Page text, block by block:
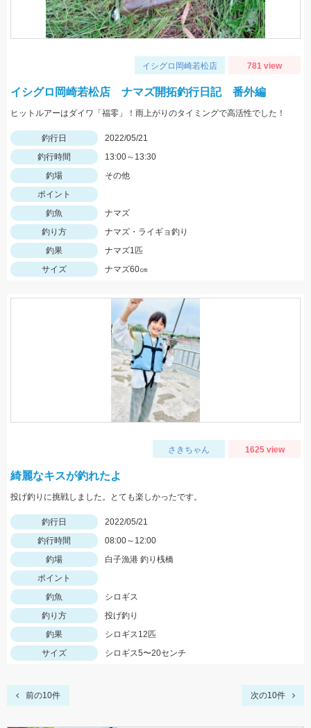
イシグロ岡崎若松店 781 view
イシグロ岡崎若松店 ナマズ開拓釣行日記 番外編
ヒットルアーはダイワ「福零」！雨上がりのタイミングで高活性でした！
釣行日
2022/05/21
釣行時間
13:00～13:30
釣場
その他
ポイント
釣魚
ナマズ
釣り方
ナマズ・ライギョ釣り
釣果
ナマズ1匹
サイズ
ナマズ60㎝
さきちゃん 1625 view
綺麗なキスが釣れたよ
投げ釣りに挑戦しました。とても楽しかったです。
釣行日
2022/05/21
釣行時間
08:00～12:00
釣場
白子漁港 釣り桟橋
ポイント
釣魚
シロギス
釣り方
投げ釣り
釣果
シロギス12匹
サイズ
シロギス5〜20センチ
前の10件 次の10件